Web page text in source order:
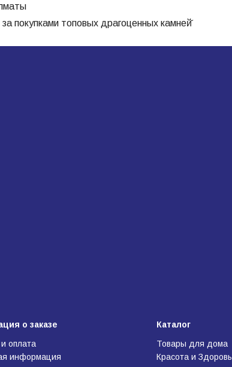
покупками топовых драгоценных камней̆
о заказе
оплата
информация
Каталог
Товары для дома
Красота и